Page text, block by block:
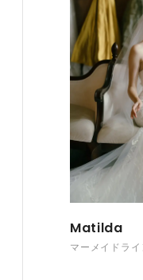
Matilda
マーメイドライ